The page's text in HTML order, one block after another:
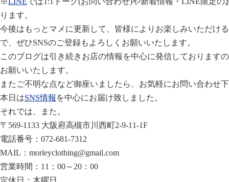
ります。
今後はもっとマメに更新して、皆様によりお楽しみいただけ
で、ぜひSNSのご登録もよろしくお願いいたします。
このブログは引き続きお店の情報を中心に発信しております
お願いいたします。
またご不明な点など御座いましたら、お気軽にお問い合わせ
本日はSNS情報 を中心にお届け致しました。
それでは、また。
〒569-1133 大阪府高槻市川西町2-9-11-1F
電話番号：072-681-7312
MAIL：morleyclothing@gmail.com
営業時間：11：00～20：00
定休日：木曜日